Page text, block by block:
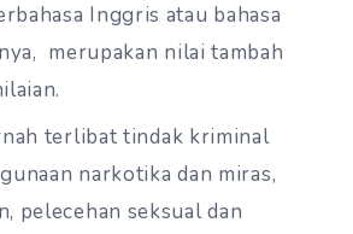
Inggris atau bahasa
merupakan nilai tambah
terlibat tindak kriminal
narkotika dan miras,
pelecehan seksual dan